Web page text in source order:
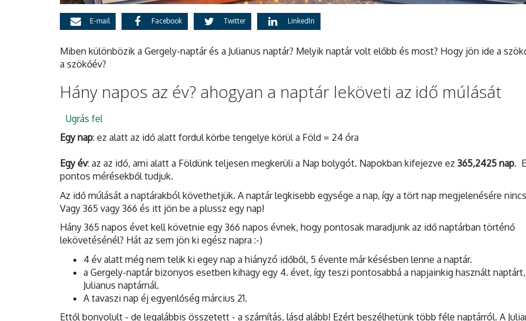
E-mail Facebook Twitter LinkedIn
Miben különbözik a Gergely-naptár és a Julianus naptár? Melyik naptár volt előbb és most? Hogy jön ide a
a szökőév?
Hány napos az év? ahogyan a naptár leköveti az idő múlását
Ugrás fel
Egy nap: ez alatt az idő alatt fordul körbe tengelye körül a Föld = 24 óra
Egy év: az az idő, ami alatt a Földünk teljesen megkerüli a Nap bolygót. Napokban kifejezve ez 365,2425 nap.
pontos mérésekből tudjuk.
Az idő múlását a naptárakból követhetjük. A naptár legkisebb egysége a nap, így a tört nap megjelenésére
Vagy 365 vagy 366 és itt jön be a plussz egy nap!
Hány 365 napos évet kell követnie egy 366 napos évnek, hogy pontosak maradjunk az idő naptárban történő
lekövetésénél? Hát az sem jön ki egész napra :-)
4 év alatt még nem telik ki egey nap a hiányzó időből, 5 évente már késésben lenne a naptár.
a Gergely-naptár bizonyos esetben kihagy egy 4. évet, így teszi pontosabbá a napjainkig használt naptárt,
Julianus naptárnál.
A tavaszi nap éj egyenlőség március 21.
Ettől bonyolult - de legalábbis összetett - a számítás, lásd alább! Ezért beszélhetünk több féle naptárról. A